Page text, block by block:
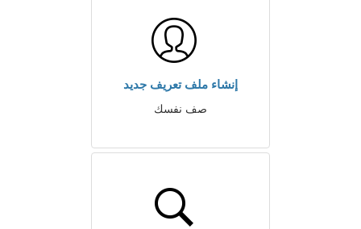
إنشاء ملف تعريف جديد
صف نفسك